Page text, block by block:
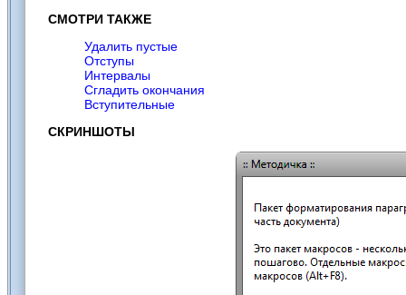
СМОТРИ ТАКЖЕ
Удалить пустые
Отступы
Интервалы
Сгладить окончания
Вступительные
СКРИНШОТЫ